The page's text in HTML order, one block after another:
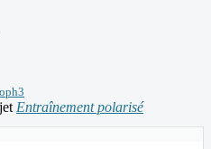
Entraînement polarisé